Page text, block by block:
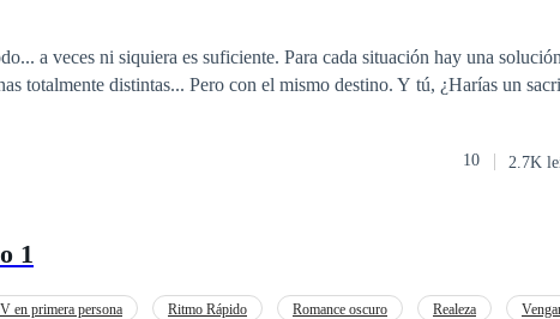
a veces ni siquiera es suficiente. Para cada situación hay una
totalmente distintas... Pero con el mismo destino. Y tú, ¿Harías un
10 2.7K
1
en primera persona Ritmo Rápido Romance oscuro Realeza